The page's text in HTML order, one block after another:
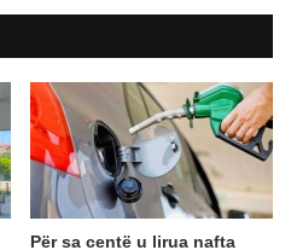
Për sa centë u lirua nafta